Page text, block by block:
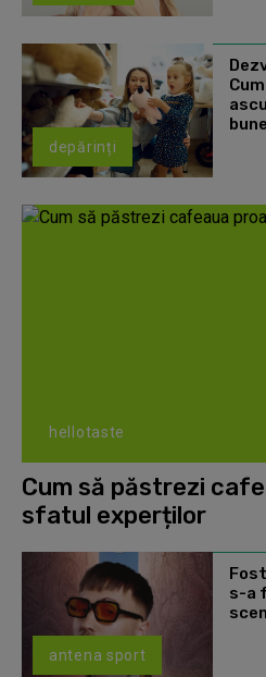
depărinți
bune
hellotaste
Cum să păstrezi
sfatul experților
antena sport
s-a